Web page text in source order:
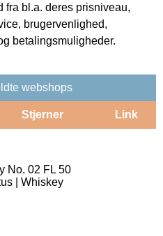
fra bl.a. deres prisniveau,
brugervenlighed,
betalingsmuligheder.
webshops
Stjerner Link
No. 02 FL 50
| Whiskey